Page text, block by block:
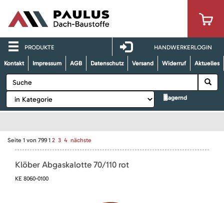
PRODUKTE HANDWERKERLOGIN
Kontakt Impressum AGB Datenschutz Versand Widerruf Aktuelles
lagernd
Seite 1 von 799 1 2 3 4 nächste
Klöber Abgaskalotte 70/110 rot
KE 8060-0100